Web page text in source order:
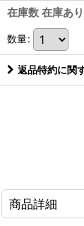
在庫数 在庫あり
数量:
返品特約に関
商品詳細